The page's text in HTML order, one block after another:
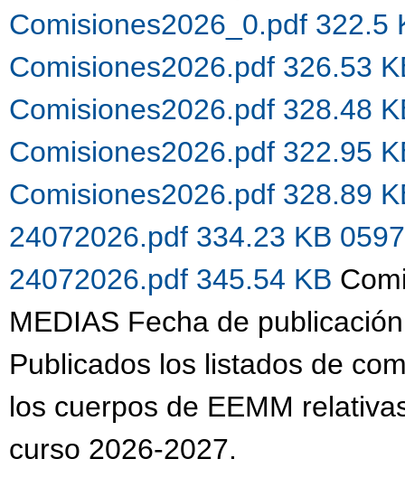
Comisiones2026_0.pdf 322.5
Comisiones2026.pdf 326.53
Comisiones2026.pdf 328.48
Comisiones2026.pdf 322.95
Comisiones2026.pdf 328.89
24072026.pdf 334.23 KB
24072026.pdf 345.54 KB
MEDIAS Fecha de
Publicados los listados de
los cuerpos de EEMM
curso 2026-2027.